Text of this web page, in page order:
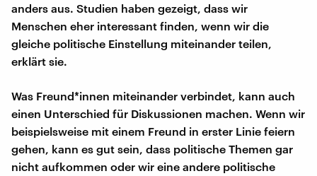
anders aus. Studien haben gezeigt, dass wir
Menschen eher interessant finden, wenn wir die
gleiche politische Einstellung miteinander teilen,
erklärt sie.
Was Freund*innen miteinander verbindet, kann auch
einen Unterschied für Diskussionen machen. Wenn wir
beispielsweise mit einem Freund in erster Linie feiern
gehen, kann es gut sein, dass politische Themen gar
nicht aufkommen oder wir eine andere politische